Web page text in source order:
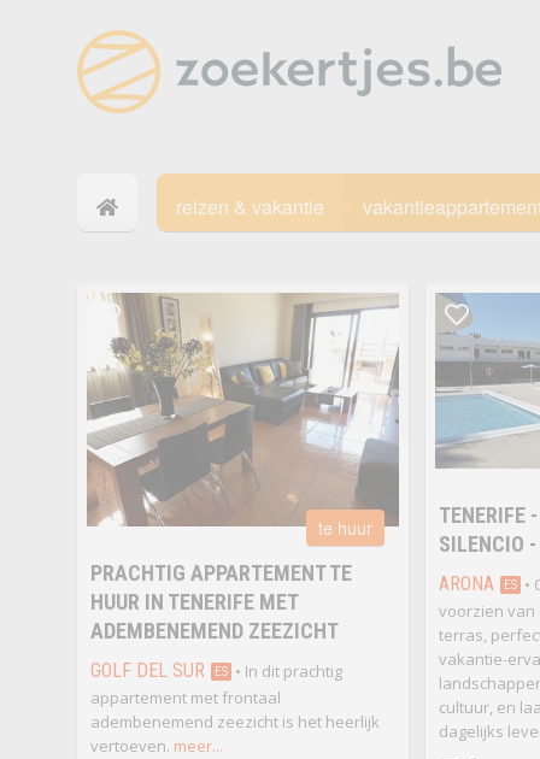
reizen & vakantie
te huur
PRACHTIG APPARTEMENT TE
HUUR IN TENERIFE MET
ADEMBENEMEND ZEEZICHT
GOLF DEL SUR ES • In dit prachtig
appartement met frontaal
adembenemend zeezicht is het heerlijk
vertoeven. meer...
TENERIFE
SILENCIO
ARONA ES •
voorzien van
terras,
vakantie-
cultuur, en
dagelijks